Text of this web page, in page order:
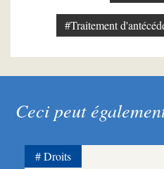
#Traitement
Ceci peut
Droits